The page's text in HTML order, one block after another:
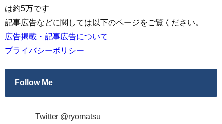
は約5万です
記事広告などに関しては以下のページをご覧ください。
広告掲載・記事広告について
プライバシーポリシー
Follow Me
Twitter @ryomatsu